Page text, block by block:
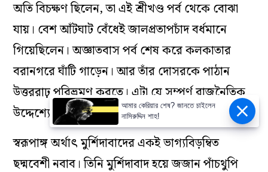
অতি বিচক্ষণ ছিলেন, তা এই শ্রীখণ্ড পর্ব থেকে বোঝা
যায়। বেশ আঁটঘাট বেঁধেই জালপ্রতাপচাঁদ বর্ধমানে
গিয়েছিলেন। অজ্ঞাতবাস পর্ব শেষ করে কলকাতার
বরানগরে ঘাঁটি গাড়েন। আর তাঁর দোসরকে পাঠান
উত্তররাঢ় পরিভ্রমণ করতে। এটা যে সম্পূর্ণ রাজনৈতিক
উদ্দেশ্যে ছিল তা বোঝা যায়।
স্বরূপাঙ্গ অর্থাৎ মুর্শিদাবাদের একই ভাগ্যবিড়ম্বিত
ছদ্মবেশী নবাব। তিনি মুর্শিদাবাদ হয়ে জজান পাঁচথুপি
আমার কেরিয়ার শেষ? জানতে চাইলেন
নাসিরুদ্দিন শাহ!